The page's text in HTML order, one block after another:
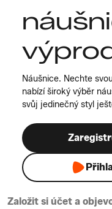
Náušnice. Nechte
nabízí široký výběr
svůj jedinečný styl
Založit si účet a